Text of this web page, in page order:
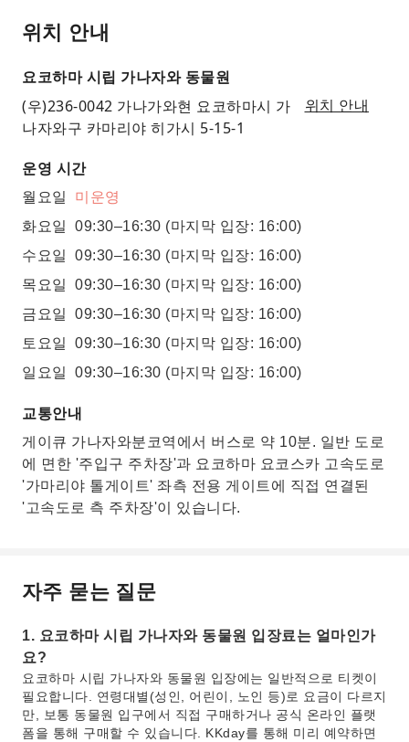
위치 안내
요코하마 시립 가나자와 동물원
(우)236-0042 가나가와현 요코하마시 가
나자와구 카마리야 히가시 5-15-1
위치 안내
운영 시간
월요일
미운영
화요일
09:30–16:30 (마지막 입장: 16:00)
수요일
09:30–16:30 (마지막 입장: 16:00)
목요일
09:30–16:30 (마지막 입장: 16:00)
금요일
09:30–16:30 (마지막 입장: 16:00)
토요일
09:30–16:30 (마지막 입장: 16:00)
일요일
09:30–16:30 (마지막 입장: 16:00)
교통안내
게이큐 가나자와분코역에서 버스로 약 10분. 일반 도로
에 면한 '주입구 주차장'과 요코하마 요코스카 고속도로
'가마리야 톨게이트' 좌측 전용 게이트에 직접 연결된
'고속도로 측 주차장'이 있습니다.
자주 묻는 질문
1. 요코하마 시립 가나자와 동물원 입장료는 얼마인가
요?
요코하마 시립 가나자와 동물원 입장에는 일반적으로 티켓이
필요합니다. 연령대별(성인, 어린이, 노인 등)로 요금이 다르지
만, 보통 동물원 입구에서 직접 구매하거나 공식 온라인 플랫
폼을 통해 구매할 수 있습니다. KKday를 통해 미리 예약하면